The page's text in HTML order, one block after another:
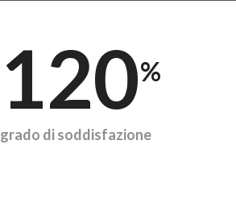
120%
grado di soddisfazione